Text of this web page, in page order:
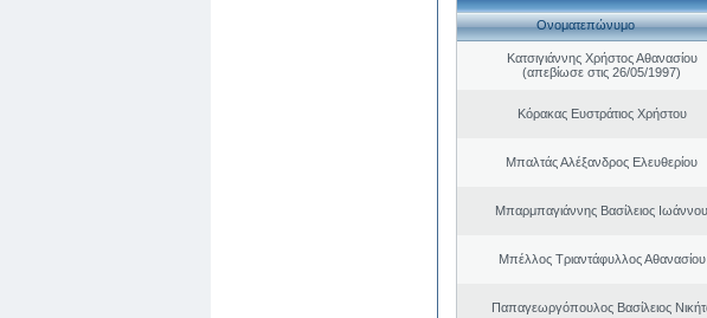
Ονοματεπώνυμο
Κατσιγιάννης Χρήστος Αθανασίου
(απεβίωσε στις 26/05/1997)
Κόρακας Ευστράτιος Χρήστου
Μπαλτάς Αλέξανδρος Ελευθερίου
Μπαρμπαγιάννης Βασίλειος Ιωάννου
Μπέλλος Τριαντάφυλλος Αθανασίου
Παπαγεωργόπουλος Βασίλειος